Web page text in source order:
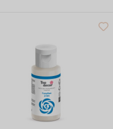
ИДЕИ
ДЕКОРИРОВАНИЯ